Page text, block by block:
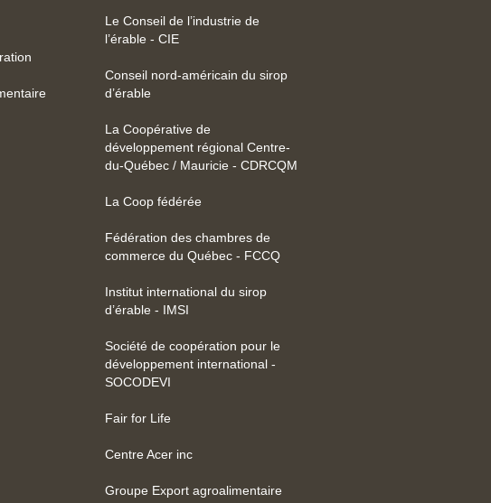
Le Conseil de l’industrie de
l’érable - CIE
Conseil nord-américain du sirop
d’érable
La Coopérative de
développement régional Centre-
du-Québec / Mauricie - CDRCQM
La Coop fédérée
Fédération des chambres de
commerce du Québec - FCCQ
Institut international du sirop
d’érable - IMSI
Société de coopération pour le
développement international -
SOCODEVI
Fair for Life
Centre Acer inc
Groupe Export agroalimentaire